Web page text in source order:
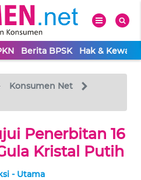
Berita BPSK Hak &
Konsumen Net
Penerbitan 16
Kristal Putih
- Utama